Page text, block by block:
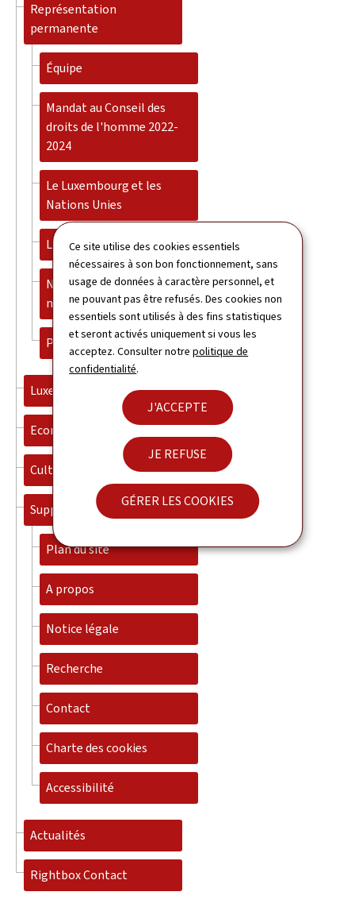
Ce site utilise des cookies essentiels
nécessaires à son bon fonctionnement, sans
usage de données à caractère personnel, et
ne pouvant pas être refusés. Des cookies non
essentiels sont utilisés à des fins statistiques
et seront activés uniquement si vous les
acceptez. Consulter notrepolitique de
confidentialité.
J'ACCEPTE
JE REFUSE
GÉRER LES COOKIES
Représentation
permanente
Équipe
Mandat au Conseil des
droits de l'homme 2022-
2024
Le Luxembourg et les
Nations Unies
La maison du Luxembourg
Non-Violence - Le revolver
noué
Postes vacants et stages
Luxembourg
Economie
Culture
Support
Plan du site
A propos
Notice légale
Recherche
Contact
Charte des cookies
Accessibilité
Actualités
Rightbox Contact